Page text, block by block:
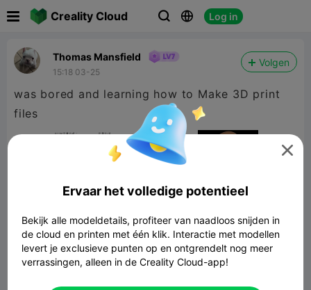
Creality Cloud   Log in
Thomas Mansfield
15:18 03-25
Volgen
was bored and learning how to Make 3D print
files

Ervaar het volledige potentieel
Bekijk alle modeldetails, profiteer van naadloos snijden in
de cloud en printen met één klik. Interactie met modellen
levert je exclusieve punten op en ontgrendelt nog meer
verrassingen, alleen in de Creality Cloud-app!